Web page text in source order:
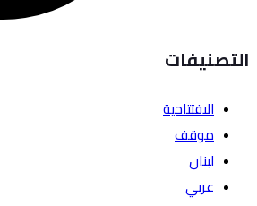
التصنيفات
الافتتاحية
موقف
لبنان
عربي